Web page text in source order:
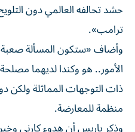
حشد تحالفه العالمي دون
ترامب».
وأضاف «ستكون المسألة صعبة
الأمور.. هو وكندا لديهما
ذات التوجهات المماثلة ولكن
منظمة للمعارضة.